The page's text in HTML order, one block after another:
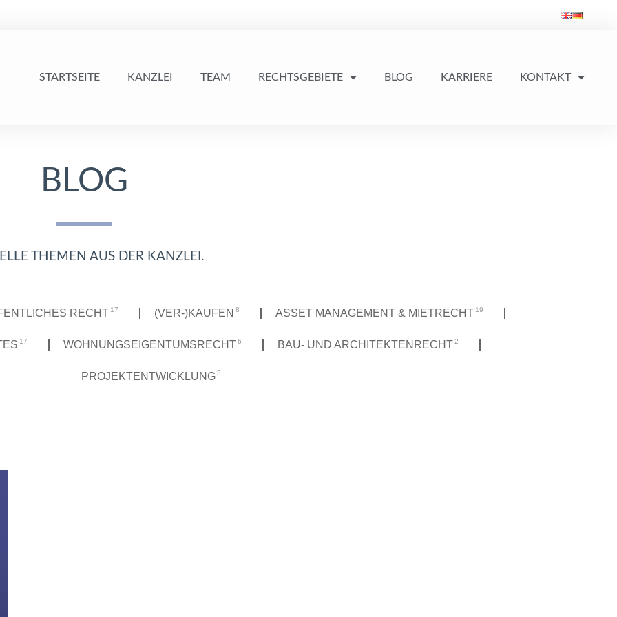
STARTSEITE KANZLEI TEAM RECHTSGEBIETE BLOG KARRIERE KONTAKT
BLOG
THEMEN AUS DER KANZLEI.
RECHT 17 (VER-)KAUFEN 8 ASSET MANAGEMENT & MIETRECHT 19
17 WOHNUNGSEIGENTUMSRECHT 6 BAU- UND ARCHITEKTENRECHT 2
PROJEKTENTWICKLUNG 3